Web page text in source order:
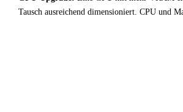
Tausch ausreichend dimensioniert. CPU und